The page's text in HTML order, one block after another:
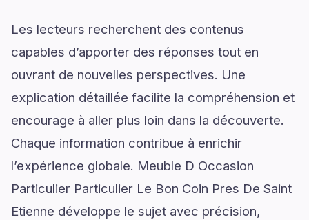
Les lecteurs recherchent des contenus
capables d’apporter des réponses tout en
ouvrant de nouvelles perspectives. Une
explication détaillée facilite la compréhension et
encourage à aller plus loin dans la découverte.
Chaque information contribue à enrichir
l’expérience globale. Meuble D Occasion
Particulier Particulier Le Bon Coin Pres De Saint
Etienne développe le sujet avec précision,